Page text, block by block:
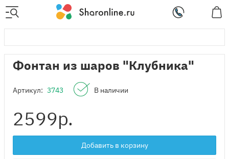
Фонтан из шаров "Клубника"
Артикул: 3743 В наличии
2599р.
Добавить в корзину